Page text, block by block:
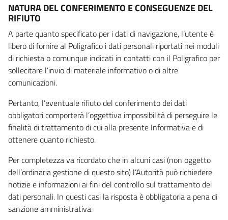
NATURA DEL CONFERIMENTO E CONSEGUENZE DEL
RIFIUTO
A parte quanto specificato per i dati di navigazione, l’utente è
libero di fornire al Poligrafico i dati personali riportati nei moduli
di richiesta o comunque indicati in contatti con il Poligrafico per
sollecitare l’invio di materiale informativo o di altre
comunicazioni.
Pertanto, l’eventuale rifiuto del conferimento dei dati
obbligatori comporterà l’oggettiva impossibilità di perseguire le
finalità di trattamento di cui alla presente Informativa e di
ottenere quanto richiesto.
Per completezza va ricordato che in alcuni casi (non oggetto
dell’ordinaria gestione di questo sito) l’Autorità può richiedere
notizie e informazioni ai fini del controllo sul trattamento dei
dati personali. In questi casi la risposta è obbligatoria a pena di
sanzione amministrativa.